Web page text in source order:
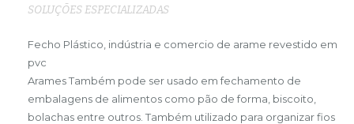
SOLUÇÕES ESPECIALIZADAS
Fecho Plástico, indústria e comercio de arame revestido em
pvc
Arames Também pode ser usado em fechamento de
embalagens de alimentos como pão de forma, biscoito,
bolachas entre outros. Também utilizado para organizar fios